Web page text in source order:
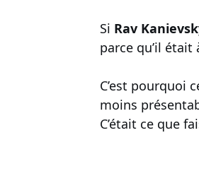
Si Rav
parce qu’il
C’est pourquoi
moins
C’était ce que